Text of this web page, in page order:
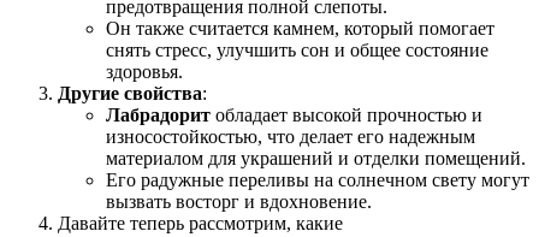
предотвращения полной слепоты.
Он также считается камнем, который помогает
снять стресс, улучшить сон и общее состояние
здоровья.
Другие свойства:
Лабрадорит обладает высокой прочностью и
износостойкостью, что делает его надежным
материалом для украшений и отделки помещений.
Его радужные переливы на солнечном свету могут
вызвать восторг и вдохновение.
Давайте теперь рассмотрим, какие